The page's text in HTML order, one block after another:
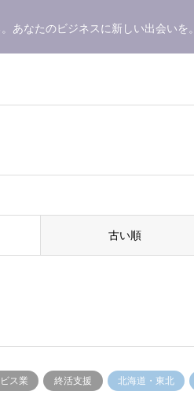
あなたのビジネスに新しい出会いを。
古い順
ス業 終活支援 北海道・東北